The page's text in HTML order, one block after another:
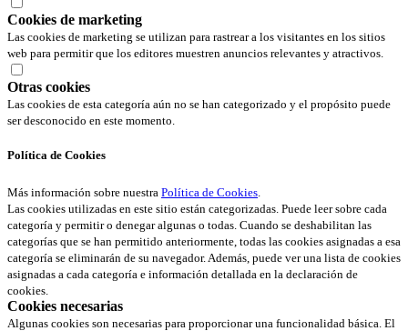
Cookies de marketing
Las cookies de marketing se utilizan para rastrear a los visitantes en los sitios
web para permitir que los editores muestren anuncios relevantes y atractivos.
Otras cookies
Las cookies de esta categoría aún no se han categorizado y el propósito puede
ser desconocido en este momento.
Política de Cookies
Más información sobre nuestra Política de Cookies
Las cookies utilizadas en este sitio están categorizadas. Puede leer sobre cada
categoría y permitir o denegar algunas o todas. Cuando se deshabilitan las
categorías que se han permitido anteriormente, todas las cookies asignadas a esa
categoría se eliminarán de su navegador. Además, puede ver una lista de cookies
asignadas a cada categoría e información detallada en la declaración de
cookies.
Cookies necesarias
Algunas cookies son necesarias para proporcionar una funcionalidad básica. El